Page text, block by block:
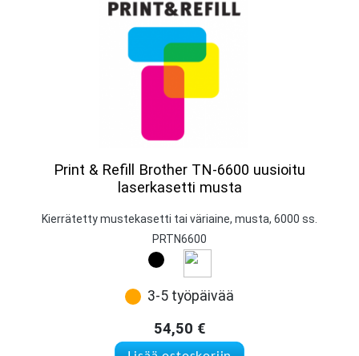
Print & Refill Brother TN-6600 uusioitu
laserkasetti musta
Kierrätetty mustekasetti tai väriaine, musta, 6000 ss.
PRTN6600
3-5 työpäivää
54,50 €